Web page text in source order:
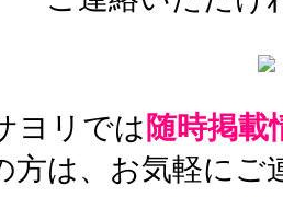
ヨリでは 随時掲載
方は、お気軽にご